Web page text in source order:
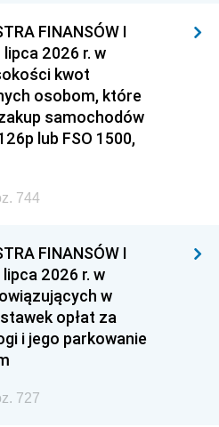
FINANSÓW I
lipca 2026 r. w
kwot
osobom, które
samochodów
lub FSO 1500,
744
FINANSÓW I
lipca 2026 r. w
w
opłat za
i jego parkowanie
727